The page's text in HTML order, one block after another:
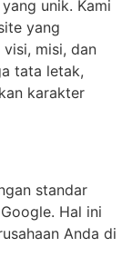
unik. Kami
yang
misi, dan
tata letak,
karakter
standar
Hal ini
Anda di